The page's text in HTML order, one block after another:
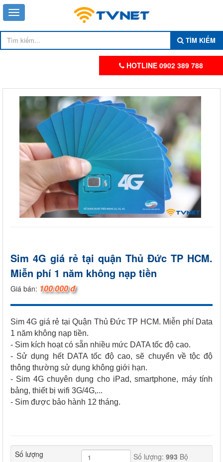
TÌM KIẾM
HOTLINE 0902 389 788
Sim 4G giá rẻ tại quận Thủ Đức TP HCM.
Miễn phí 1 năm không nạp tiền
Giá bán: 100.000 đ
Sim 4G giá rẻ tại Quận Thủ Đức TP HCM. Miễn phí Data
1 năm không nạp tiền.
- Sim kích hoạt có sẵn nhiều mức DATA tốc độ cao.
- Sử dụng hết DATA tốc độ cao, sẽ chuyển về tộc độ
thông thường sử dụng không giới hạn.
- Sim 4G chuyên dụng cho iPad, smartphone, máy tính
bảng, thiết bị wifi 3G/4G,...
- Sim được bảo hành 12 tháng.
Số lượng Số lượng: 993 Bộ